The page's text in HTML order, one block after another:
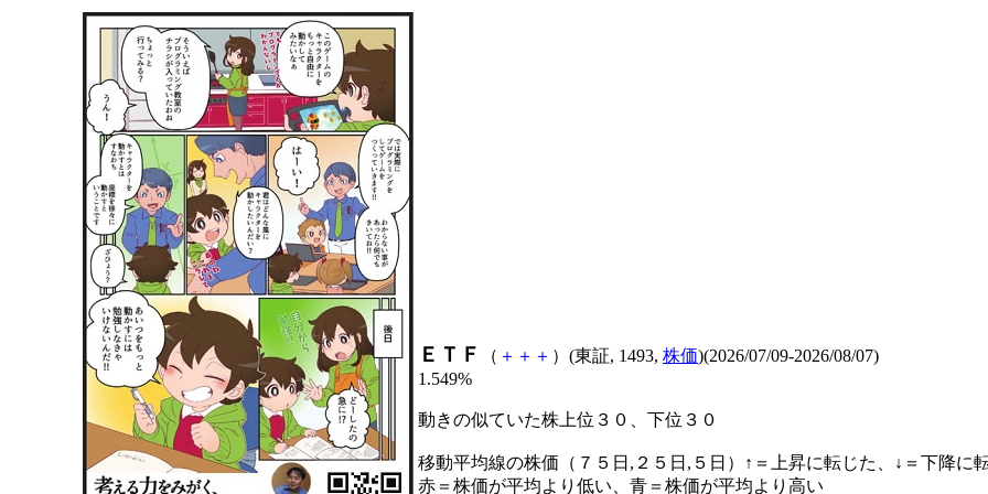
ＥＴＦ （ ＋ ＋ ＋ ）(東証, 1493, 株価)(2026/07/09-2026/08/07)
1.549%
動きの似ていた株上位３０、下位３０
移動平均線の株価（７５日,２５日,５日）↑＝上昇に転じた、↓＝下降に
赤＝株価が平均より低い、青＝株価が平均より高い